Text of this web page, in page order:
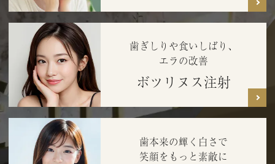
歯ぎしりや食いしばり、
エラの改善
ボツリヌス注射
歯本来の輝く白さで
笑顔をもっと素敵に